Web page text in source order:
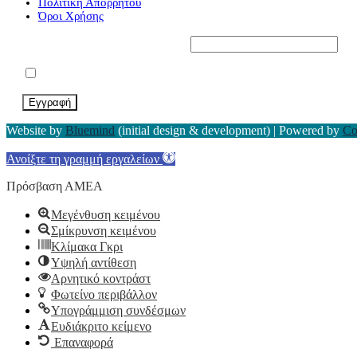
Όροι Χρήσης
Website by Bluemind (initial design & development) | Powered by
Ανοίξτε τη γραμμή εργαλείων
Πρόσβαση ΑΜΕΑ
Μεγένθυση κειμένου
Σμίκρυνση κειμένου
Κλίμακα Γκρι
Υψηλή αντίθεση
Αρνητικό κοντράστ
Φωτείνο περιβάλλον
Υπογράμμιση συνδέσμων
Ευδιάκριτο κείμενο
Επαναφορά